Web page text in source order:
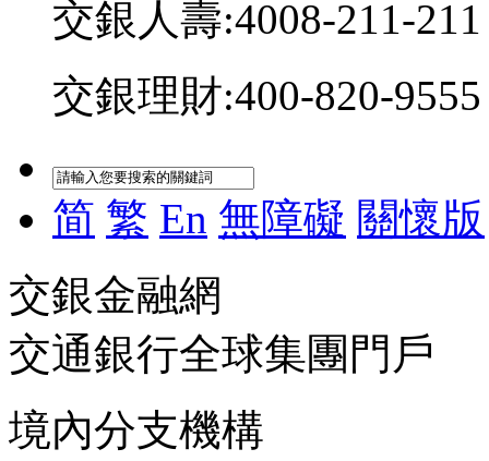
交銀人壽:4008-211-211
交銀理財:400-820-9555
简 繁 En 無障礙 關懷版
交銀金融網
交通銀行全球集團門戶
境內分支機構